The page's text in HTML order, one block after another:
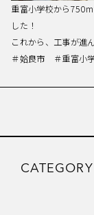
重富小学校から
した！
これから、工事が進
＃姶良市 ＃重富
CATEGORY